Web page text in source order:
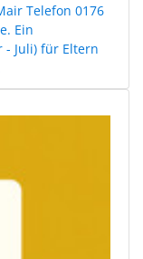
Telefon 0176
Ein
- Juli) für Eltern